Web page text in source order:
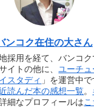
ンコク在住の大さん
採用を経て、バンコ
イトの他に、ユーチ
スタディ 」を運営中で
読んだ本の感想一覧。
細なプロフィールはこ